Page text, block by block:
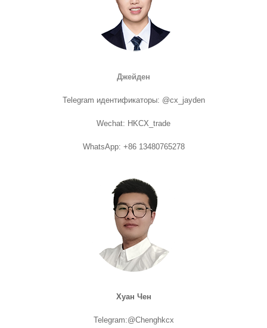
Джейден
Telegram идентификаторы: @cx_jayden
Wechat: HKCX_trade
WhatsApp: +86 13480765278
Хуан Чен
Telegram:@Chenghkcx